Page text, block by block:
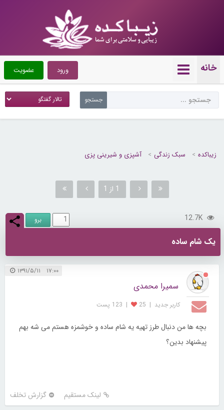
خانه عضویت ورود
زیباکده سبک زندگی آشپزی و شیرینی پزی
1 از 1
12.7K
یک شام ساده
۱۷:۰۰ ۱۳۹۱/۵/۱۱
سمیرا محمدی
کاربر جديد |
25
| 123 پست
بچه ها من دنبال طرز تهیه یه شام ساده و خوشمزه هستم می شه بهم
پیشنهاد بدین؟
لینک مستقیم گزارش تخلف